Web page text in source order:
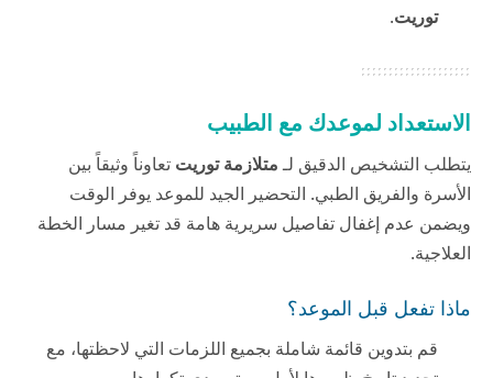
توريت.
الاستعداد لموعدك مع الطبيب
يتطلب التشخيص الدقيق لـمتلازمة توريت تعاوناً وثيقاً بين
الأسرة والفريق الطبي. التحضير الجيد للموعد يوفر الوقت
ويضمن عدم إغفال تفاصيل سريرية هامة قد تغير مسار الخطة
العلاجية.
ماذا تفعل قبل الموعد؟
قم بتدوين قائمة شاملة بجميع اللزمات التي لاحظتها، مع